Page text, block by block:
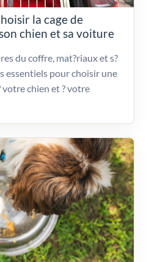
la cage de
chien et sa voiture
du coffre, mat?riaux et s?
essentiels pour choisir une
votre chien et ? votre